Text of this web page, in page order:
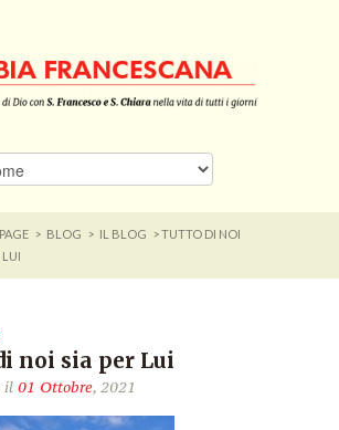
> BLOG > IL BLOG
> TUTTO DI NOI
LUI
noi sia per Lui
il 01 Ottobre, 2021